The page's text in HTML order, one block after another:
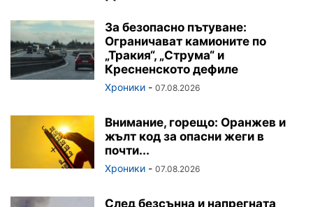
За безопасно пътуване:
Ограничават камионите по
„Тракия“, „Струма“ и
Кресненското дефиле
Хроники - 07.08.2026
Внимание, горещо: Оранжев и
жълт код за опасни жеги в
почти...
Хроники - 07.08.2026
След безсънна и напрегната